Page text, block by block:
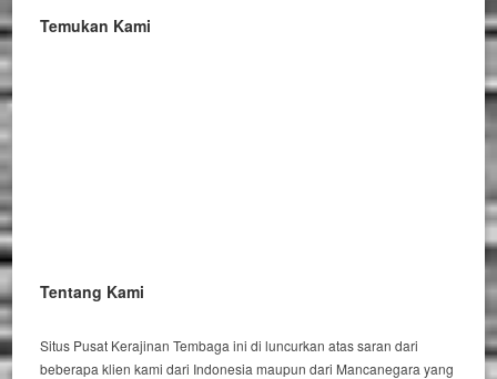
Temukan Kami
Tentang Kami
Situs Pusat Kerajinan Tembaga ini di luncurkan atas saran dari
beberapa klien kami dari Indonesia maupun dari Mancanegara yang